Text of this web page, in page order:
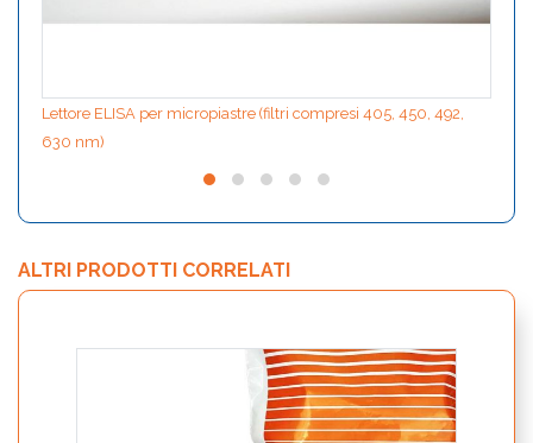
Lettore ELISA per micropiastre (filtri compresi 405, 450, 492,
630 nm)
ALTRI PRODOTTI CORRELATI